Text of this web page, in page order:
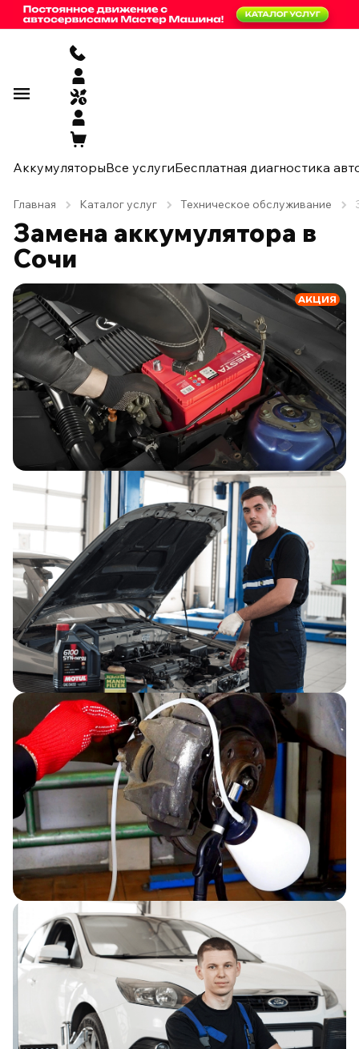
АккумуляторыВсе услугиБесплатная диагностика
Главная Каталог услуг Техническое обслуживание
Замена аккумулятора в
Сочи
АКЦИЯ